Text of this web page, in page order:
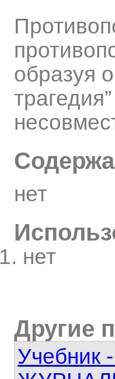
образуя
нет
нет
Другие